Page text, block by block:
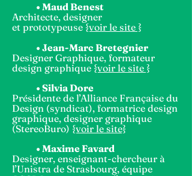
• Maud Benest
Architecte, designer
et prototypeuse {voir le site }
• Jean-Marc Bretegnier
Designer Graphique, formateur
design graphique {voir le site }
• Silvia Dore
Présidente de l’Alliance Française du
Design (syndicat), formatrice design
graphique, designer graphique
(StereoBuro) {voir le site}
• Maxime Favard
Designer, enseignant-chercheur à
l’Unistra de Strasbourg, équipe